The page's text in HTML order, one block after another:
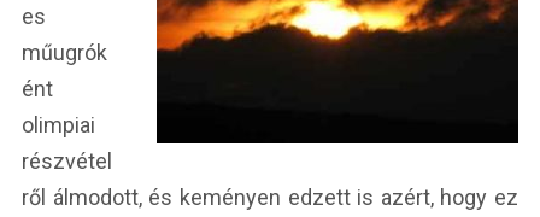
es
műugrók
ént
olimpiai
részvétel
ről álmodott, és keményen edzett is azért, hogy ez